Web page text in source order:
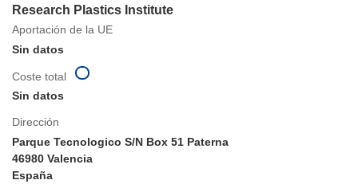
Research Plastics Institute
Aportación de la UE
Sin datos
Dirección
Parque Tecnologico S/N Box 51 Paterna
46980 Valencia
España
Coste total
Sin datos